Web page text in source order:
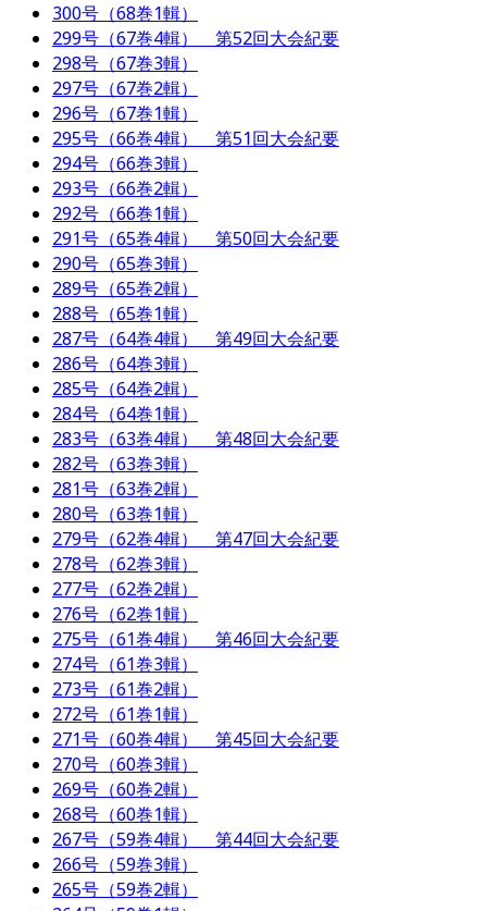
300号（68巻1輯）
299号（67巻4輯） 第52回大会紀要
298号（67巻3輯）
297号（67巻2輯）
296号（67巻1輯）
295号（66巻4輯） 第51回大会紀要
294号（66巻3輯）
293号（66巻2輯）
292号（66巻1輯）
291号（65巻4輯） 第50回大会紀要
290号（65巻3輯）
289号（65巻2輯）
288号（65巻1輯）
287号（64巻4輯） 第49回大会紀要
286号（64巻3輯）
285号（64巻2輯）
284号（64巻1輯）
283号（63巻4輯） 第48回大会紀要
282号（63巻3輯）
281号（63巻2輯）
280号（63巻1輯）
279号（62巻4輯） 第47回大会紀要
278号（62巻3輯）
277号（62巻2輯）
276号（62巻1輯）
275号（61巻4輯） 第46回大会紀要
274号（61巻3輯）
273号（61巻2輯）
272号（61巻1輯）
271号（60巻4輯） 第45回大会紀要
270号（60巻3輯）
269号（60巻2輯）
268号（60巻1輯）
267号（59巻4輯） 第44回大会紀要
266号（59巻3輯）
265号（59巻2輯）